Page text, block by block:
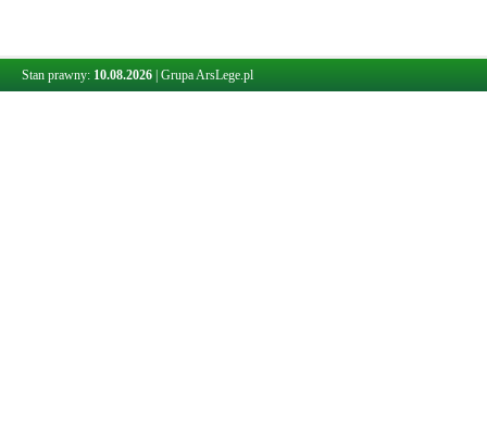
Stan prawny: 10.08.2026 Grupa ArsLege.pl